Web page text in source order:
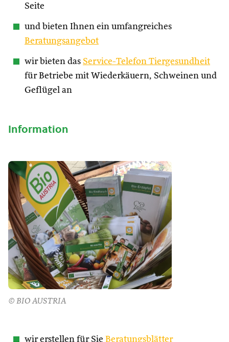
Seite
und bieten Ihnen ein umfangreiches
Beratungsangebot
wir bieten das Service-Telefon Tiergesundheit
für Betriebe mit Wiederkäuern, Schweinen und
Geflügel an
Information
© BIO AUSTRIA
wir erstellen für Sie Beratungsblätter